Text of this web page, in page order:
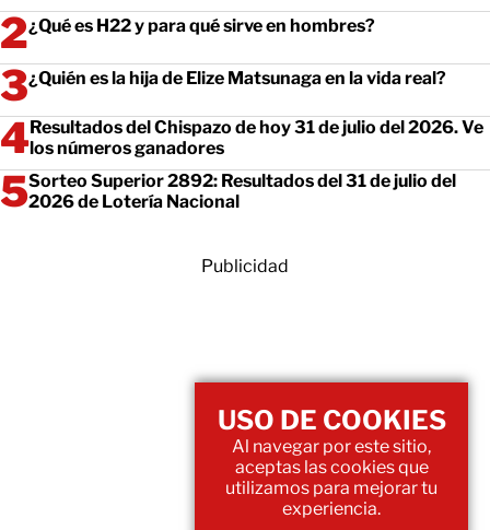
¿Qué es H22 y para qué sirve en hombres?
¿Quién es la hija de Elize Matsunaga en la vida real?
Resultados del Chispazo de hoy 31 de julio del 2026. Ve
los números ganadores
Sorteo Superior 2892: Resultados del 31 de julio del
2026 de Lotería Nacional
Publicidad
USO DE COOKIES
Al navegar por este sitio,
aceptas las cookies que
utilizamos para mejorar tu
experiencia.